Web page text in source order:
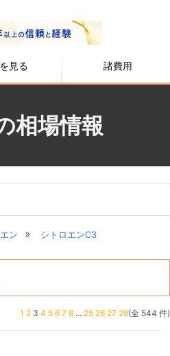
見る 諸費用
相場情報
ン » シトロエンC3
1 23 4 5 6 7 8... 25 26 27 28(全 544 件)